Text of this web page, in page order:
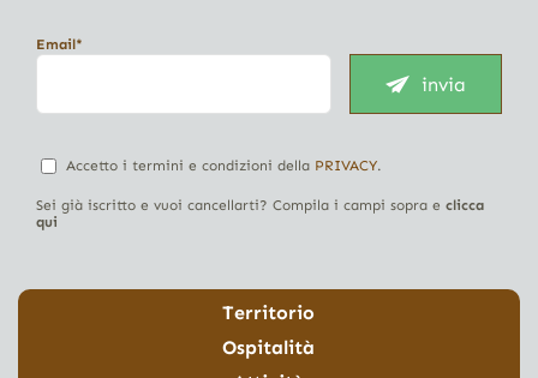
Email*
invia
Accetto i termini e condizioni della PRIVACY.
Sei già iscritto e vuoi cancellarti? Compila i campi sopra e clicca
qui
Territorio
Ospitalità